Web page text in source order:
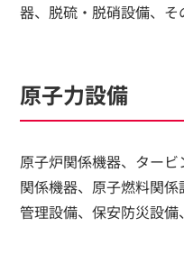
器、脱硫・脱硝設備、そ
原子力設備
原子炉関係機器、ター
関係機器、原子燃料関
管理設備、保安防災設備